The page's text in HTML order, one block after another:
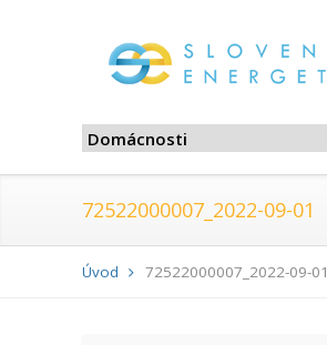
72522000007_2022-09-01
Úvod 72522000007_2022-09-01